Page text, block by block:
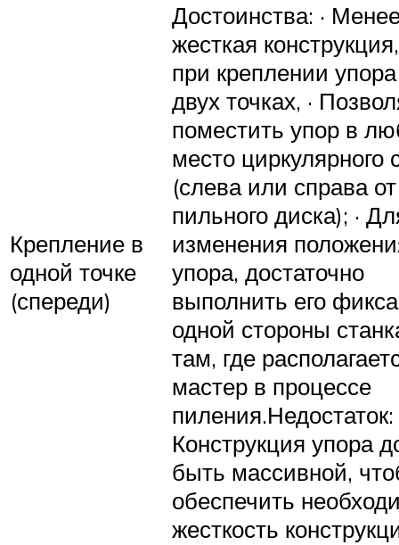
Крепление в
одной точке
(спереди)
Достоинства: ·
жесткая
при креплении
двух точках, ·
поместить упор в
место циркулярного
(слева или справа от
пильного диска); ·
изменения
упора, достаточно
выполнить его
одной стороны
там, где
мастер в процессе
пиления.Недостаток:
Конструкция упора
быть массивной,
обеспечить
жесткость